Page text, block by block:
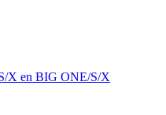
X en BIG ONE/S/X